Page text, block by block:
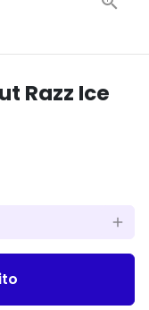
Razz Ice
add